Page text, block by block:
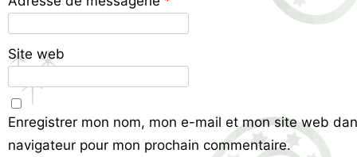
Site web
Enregistrer mon nom, mon e-mail et mon site web
navigateur pour mon prochain commentaire.